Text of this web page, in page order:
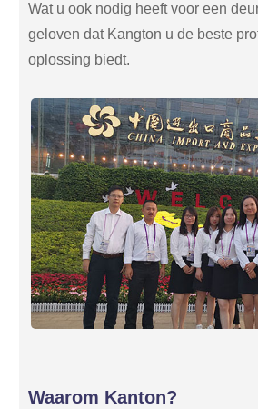
Wat u ook nodig heeft voor een
geloven dat Kangton u de beste
oplossing biedt.
Waarom Kanton?